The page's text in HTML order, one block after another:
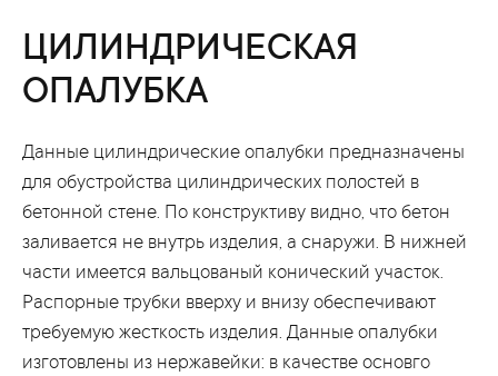
ЦИЛИНДРИЧЕСКАЯ
ОПАЛУБКА
Данные цилиндрические опалубки предназначены
для обустройства цилиндрических полостей в
бетонной стене. По конструктиву видно, что бетон
заливается не внутрь изделия, а снаружи. В нижней
части имеется вальцованый конический участок.
Распорные трубки вверху и внизу обеспечивают
требуемую жесткость изделия. Данные опалубки
изготовлены из нержавейки: в качестве основго